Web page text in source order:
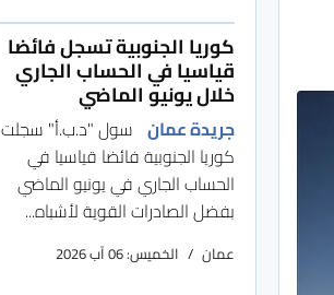
كوريا الجنوبية تسجل فائضا
قياسيا في الحساب الجاري
خلال يونيو الماضي
جريدة عمان سول "د.ب.أ" سجلت
كوريا الجنوبية فائضا قياسيا في
الحساب الجاري في يونيو الماضي
بفضل الصادرات القوية لأشباه...
عمان الخميس: 06 آب 2026